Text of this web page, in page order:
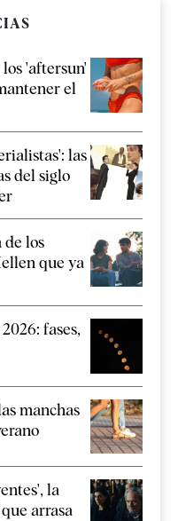
'aftersun'
el
las
del siglo
de los
que ya
fases,
manchas
la
arrasa